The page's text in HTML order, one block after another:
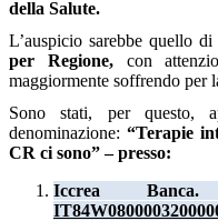
della Salute.
L’auspicio sarebbe quello
per Regione, con
maggiormente soffrendo per
Sono stati, per questo,
denominazione: “Terapie
CR ci sono” – presso:
Iccrea